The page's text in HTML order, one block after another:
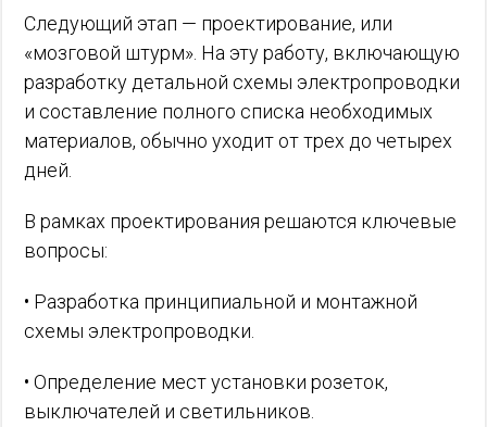
Следующий этап — проектирование, или
«мозговой штурм». На эту работу, включающую
разработку детальной схемы электропроводки
и составление полного списка необходимых
материалов, обычно уходит от трех до четырех
дней.
В рамках проектирования решаются ключевые
вопросы:
• Разработка принципиальной и монтажной
схемы электропроводки.
• Определение мест установки розеток,
выключателей и светильников.